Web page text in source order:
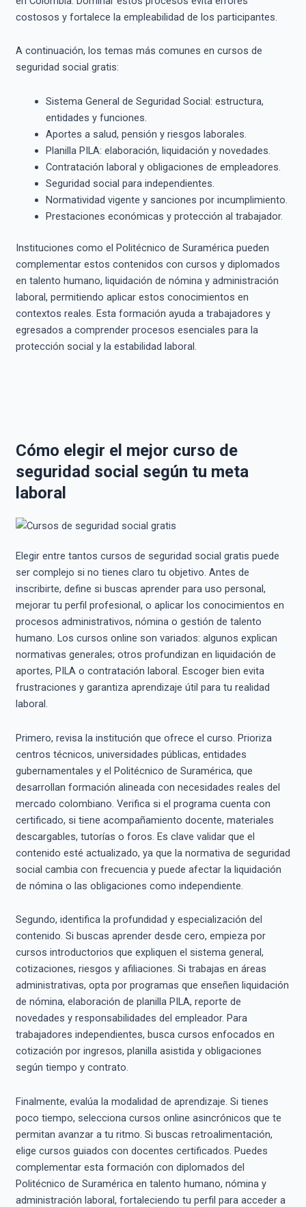
costosos y fortalece la empleabilidad de los participantes.
A continuación, los temas más comunes en cursos de
seguridad social gratis:
Sistema General de Seguridad Social: estructura,
entidades y funciones.
Aportes a salud, pensión y riesgos laborales.
Planilla PILA: elaboración, liquidación y novedades.
Contratación laboral y obligaciones de empleadores.
Seguridad social para independientes.
Normatividad vigente y sanciones por incumplimiento.
Prestaciones económicas y protección al trabajador.
Instituciones como el Politécnico de Suramérica pueden
complementar estos contenidos con cursos y diplomados
en talento humano, liquidación de nómina y administración
laboral, permitiendo aplicar estos conocimientos en
contextos reales. Esta formación ayuda a trabajadores y
egresados a comprender procesos esenciales para la
protección social y la estabilidad laboral.
Cómo elegir el mejor curso de
seguridad social según tu meta
laboral
Elegir entre tantos cursos de seguridad social gratis puede
ser complejo si no tienes claro tu objetivo. Antes de
inscribirte, define si buscas aprender para uso personal,
mejorar tu perfil profesional, o aplicar los conocimientos en
procesos administrativos, nómina o gestión de talento
humano. Los cursos online son variados: algunos explican
normativas generales; otros profundizan en liquidación de
aportes, PILA o contratación laboral. Escoger bien evita
frustraciones y garantiza aprendizaje útil para tu realidad
laboral.
Primero, revisa la institución que ofrece el curso. Prioriza
centros técnicos, universidades públicas, entidades
gubernamentales y el Politécnico de Suramérica, que
desarrollan formación alineada con necesidades reales del
mercado colombiano. Verifica si el programa cuenta con
certificado, si tiene acompañamiento docente, materiales
descargables, tutorías o foros. Es clave validar que el
contenido esté actualizado, ya que la normativa de seguridad
social cambia con frecuencia y puede afectar la liquidación
de nómina o las obligaciones como independiente.
Segundo, identifica la profundidad y especialización del
contenido. Si buscas aprender desde cero, empieza por
cursos introductorios que expliquen el sistema general,
cotizaciones, riesgos y afiliaciones. Si trabajas en áreas
administrativas, opta por programas que enseñen liquidación
de nómina, elaboración de planilla PILA, reporte de
novedades y responsabilidades del empleador. Para
trabajadores independientes, busca cursos enfocados en
cotización por ingresos, planilla asistida y obligaciones
según tiempo y contrato.
Finalmente, evalúa la modalidad de aprendizaje. Si tienes
poco tiempo, selecciona cursos online asincrónicos que te
permitan avanzar a tu ritmo. Si buscas retroalimentación,
elige cursos guiados con docentes certificados. Puedes
complementar esta formación con diplomados del
Politécnico de Suramérica en talento humano, nómina y
administración laboral, fortaleciendo tu perfil para acceder a